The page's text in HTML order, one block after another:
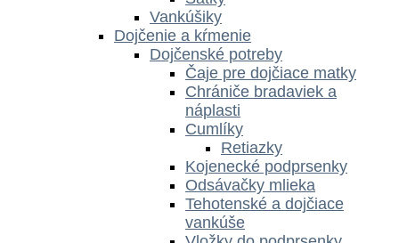
Vankúšiky
Dojčenie a kŕmenie
Dojčenské potreby
Čaje pre dojčiace matky
Chrániče bradaviek a
náplasti
Cumlíky
Retiazky
Kojenecké podprsenky
Odsávačky mlieka
Tehotenské a dojčiace
vankúše